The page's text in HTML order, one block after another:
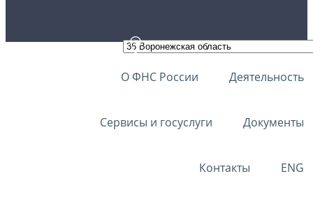
О ФНС России Деятельность
Сервисы и госуслуги Документы
Контакты ENG